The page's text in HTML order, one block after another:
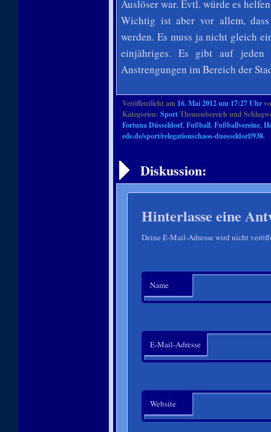
Auslöser war. Evtl. würde es
Wichtig ist aber vor allem,
werden. Es muss ja nicht gleich
einjähriges. Es gibt auf
Anstrengungen im Bereich der
Veröffentlicht am 16. Mai 2012 um 17:27 Uhr
Kategorien: SportThemenbereich und
Fortuna Düsseldorf,Fußball,Fußballvereine,
ede.de/sport/relegationschaos-duesseldorf/938.
Diskussion:
Hinterlasse eine
Deine E-Mail-Adresse wird nicht
Name
E-Mail-Adresse
Website